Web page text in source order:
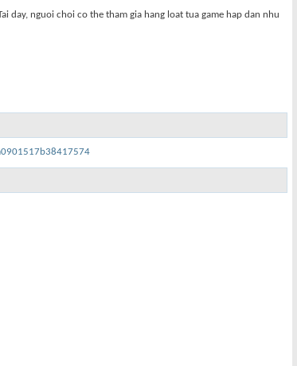
day, nguoi choi co the tham gia hang loat tua game hap dan nhu